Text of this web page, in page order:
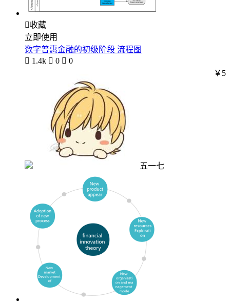
收藏
立即使用
数字普惠金融的初级阶段 流程图
 1.4k  0  0
五一七
￥5